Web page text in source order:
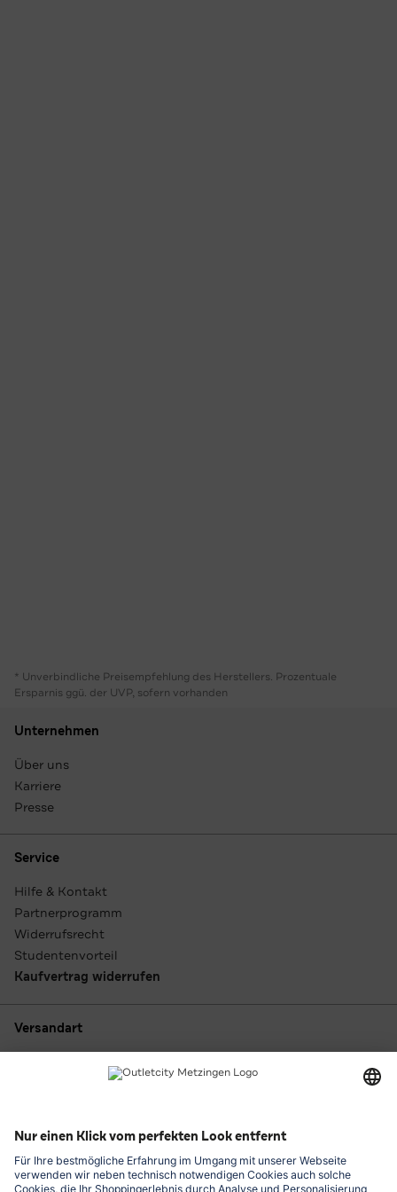
* Unverbindliche Preisempfehlung des Herstellers. Prozentuale
Ersparnis ggü. der UVP, sofern vorhanden
Unternehmen
Über uns
Karriere
Presse
Service
Hilfe & Kontakt
Partnerprogramm
Widerrufsrecht
Studentenvorteil
Kaufvertrag widerrufen
Versandart